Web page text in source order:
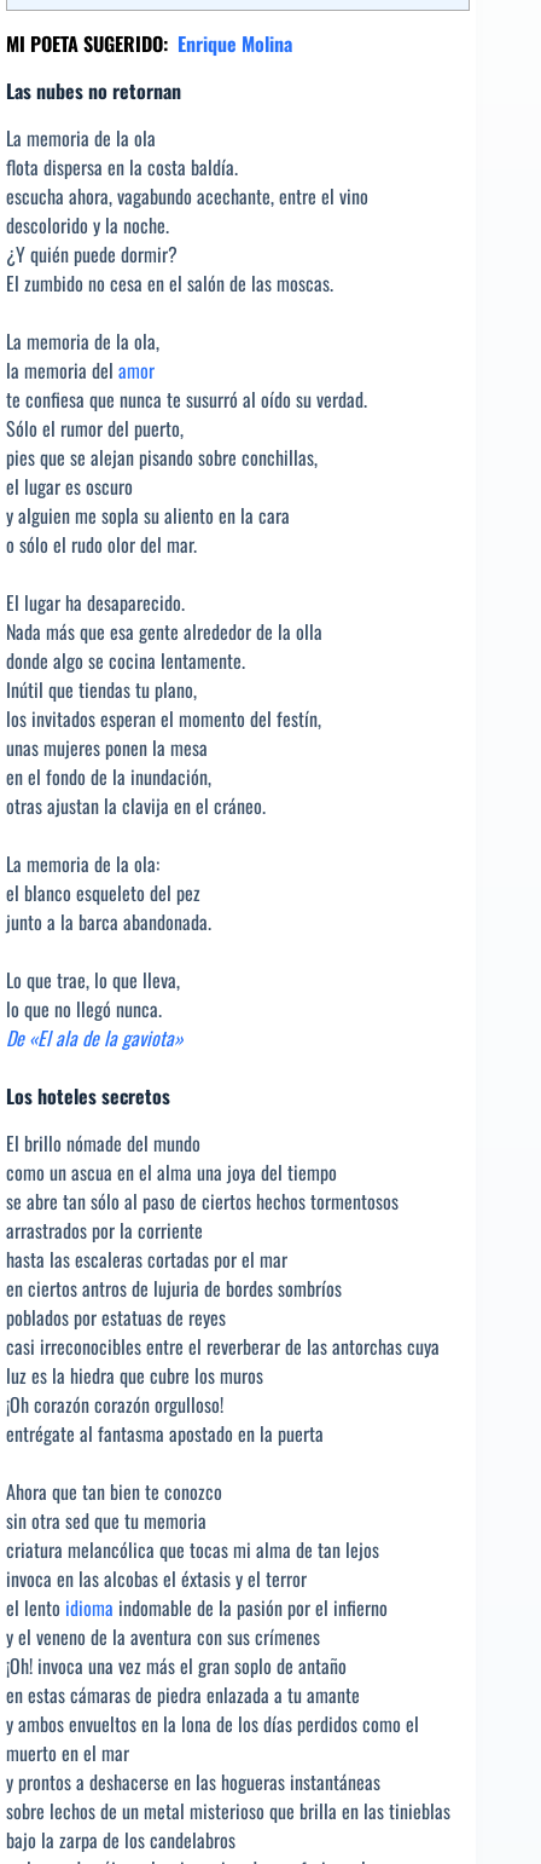
MI POETA SUGERIDO: Enrique Molina
Las nubes no retornan
La memoria de la ola
flota dispersa en la costa baldía.
escucha ahora, vagabundo acechante, entre el vino
descolorido y la noche.
¿Y quién puede dormir?
El zumbido no cesa en el salón de las moscas.
La memoria de la ola,
la memoria del amor
te confiesa que nunca te susurró al oído su verdad.
Sólo el rumor del puerto,
pies que se alejan pisando sobre conchillas,
el lugar es oscuro
y alguien me sopla su aliento en la cara
o sólo el rudo olor del mar.
El lugar ha desaparecido.
Nada más que esa gente alrededor de la olla
donde algo se cocina lentamente.
Inútil que tiendas tu plano,
los invitados esperan el momento del festín,
unas mujeres ponen la mesa
en el fondo de la inundación,
otras ajustan la clavija en el cráneo.
La memoria de la ola:
el blanco esqueleto del pez
junto a la barca abandonada.
Lo que trae, lo que lleva,
lo que no llegó nunca.
De «El ala de la gaviota»
Los hoteles secretos
El brillo nómade del mundo
como un ascua en el alma una joya del tiempo
se abre tan sólo al paso de ciertos hechos tormentosos
arrastrados por la corriente
hasta las escaleras cortadas por el mar
en ciertos antros de lujuria de bordes sombríos
poblados por estatuas de reyes
casi irreconocibles entre el reverberar de las antorchas cuya
luz es la hiedra que cubre los muros
¡Oh corazón corazón orgulloso!
entrégate al fantasma apostado en la puerta
Ahora que tan bien te conozco
sin otra sed que tu memoria
criatura melancólica que tocas mi alma de tan lejos
invoca en las alcobas el éxtasis y el terror
el lento idioma indomable de la pasión por el infierno
y el veneno de la aventura con sus crímenes
¡Oh! invoca una vez más el gran soplo de antaño
en estas cámaras de piedra enlazada a tu amante
y ambos envueltos en la lona de los días perdidos como el
muerto en el mar
y prontos a deshacerse en las hogueras instantáneas
sobre lechos de un metal misterioso que brilla en las tinieblas
bajo la zarpa de los candelabros